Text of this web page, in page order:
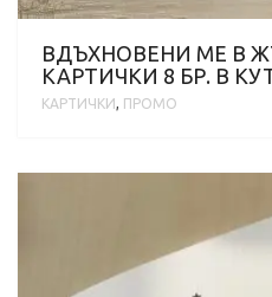
ВДЪХНОВЕНИ МЕ В
КАРТИЧКИ 8 БР. В
КАРТИЧКИ, ПРОМО